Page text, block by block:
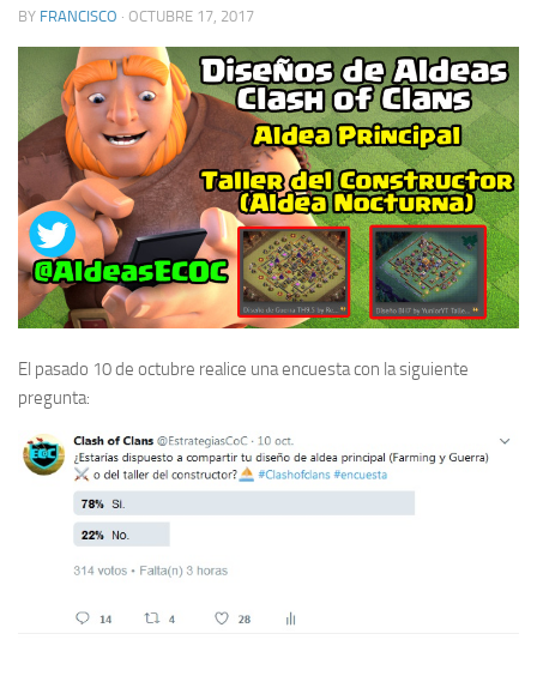
BY FRANCISCO · OCTUBRE 17, 2017
El pasado 10 de octubre realice una encuesta con la siguiente
pregunta: